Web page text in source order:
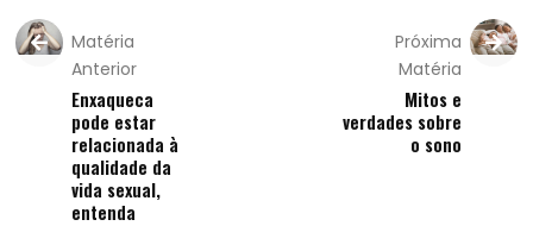
Matéria
Anterior
Enxaqueca
pode estar
relacionada à
qualidade da
vida sexual,
entenda
Próxima
Matéria
Mitos e
verdades sobre
o sono